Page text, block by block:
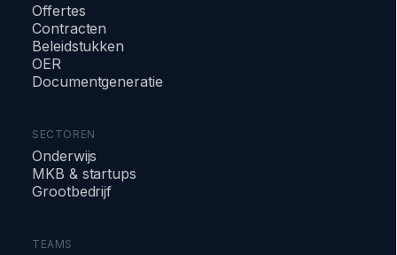
Offertes
Contracten
Beleidstukken
OER
Documentgeneratie
SECTOREN
Onderwijs
MKB & startups
Grootbedrijf
TEAMS